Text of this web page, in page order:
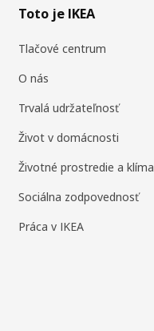
Toto je IKEA
Tlačové centrum
O nás
Trvalá udržateľnosť
Život v domácnosti
Životné prostredie a klíma
Sociálna zodpovednosť
Práca v IKEA